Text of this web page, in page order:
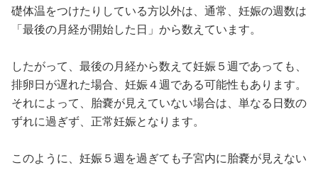
礎体温をつけたりしている方以外は、通常、妊娠の週数は
「最後の月経が開始した日」から数えています。
したがって、最後の月経から数えて妊娠５週であっても、
排卵日が遅れた場合、妊娠４週である可能性もあります。
それによって、胎嚢が見えていない場合は、単なる日数の
ずれに過ぎず、正常妊娠となります。
このように、妊娠５週を過ぎても子宮内に胎嚢が見えない